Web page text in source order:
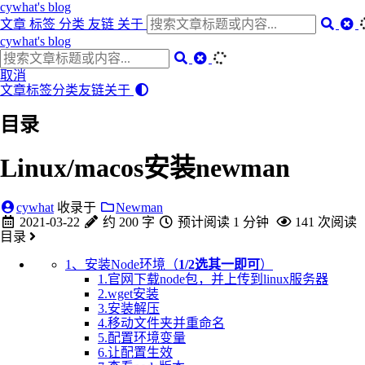
cywhat's blog
文章 标签 分类 友链 关于
cywhat's blog
取消
文章标签分类友链关于
目录
Linux/macos安装newman
cywhat 收录于
Newman
2021-03-22
约 200 字 预计阅读 1 分钟 141 次阅读
目录
1、安装Node环境（1/2选其一即可）
1.官网下载node包，并上传到linux服务器
2.wget安装
3.安装解压
4.移动文件夹并重命名
5.配置环境变量
6.让配置生效